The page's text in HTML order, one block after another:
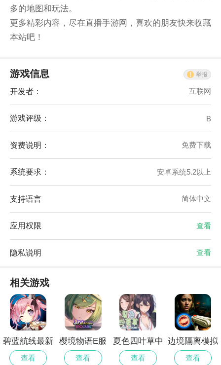
多的地图和玩法。
更多精彩内容，尽在直播手游网，喜欢的朋友快来收藏
本站吧！
游戏信息 举报
开发者： 互联网
游戏评级： B
资费说明： 免费下载
系统要求： 安卓系统5.2以上
支持语言 简体中文
应用权限 查看
隐私说明 查看
相关游戏
碧蓝航线最新
官网
查看
樱境物语E服
精简版
查看
夏色四叶草中
文版
查看
边境隔离模拟
器修改版
查看